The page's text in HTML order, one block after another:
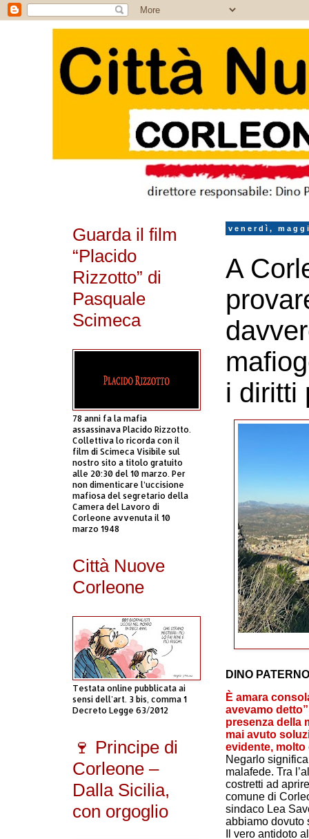
venerdì,
A
i diritti
DINO
È amara
avevamo
presenza della
mai avuto
evidente, molto
Negarlo
malafede. Tra
costretti ad
comune di
sindaco Lea
abbiamo dovuto
Il vero antidoto
Guarda il film
“Placido
Rizzotto” di
Pasquale
Scimeca
78 anni fa la mafia
assassinava Placido Rizzotto.
Collettiva lo ricorda con il
film di Scimeca Visibile sul
nostro sito a titolo gratuito
alle 20:30 del 10 marzo. Per
non dimenticare l’uccisione
mafiosa del segretario della
Camera del Lavoro di
Corleone avvenuta il 10
marzo 1948
Città Nuove
Corleone
Testata online pubblicata ai
sensi dell'art. 3 bis, comma 1
Decreto Legge 63/2012
🍷 Principe di
Corleone –
Dalla Sicilia,
con orgoglio